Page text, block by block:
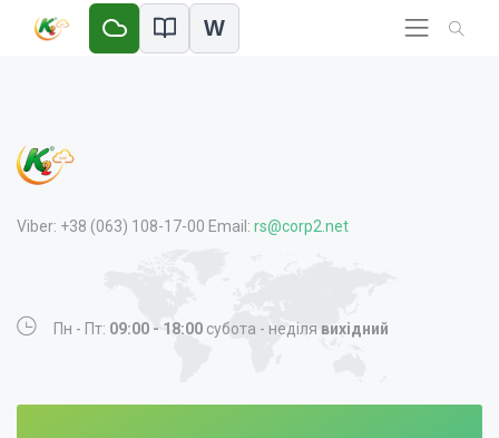
W
Viber: +38 (063) 108-17-00 Email: rs@corp2.net
Пн - Пт: 09:00 - 18:00 субота - неділя вихідний